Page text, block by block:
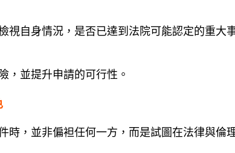
視自身情況，是否已達到法院可能認定的重大
，並提升申請的可行性。
時，並非偏袒任何一方，而是試圖在法律與倫